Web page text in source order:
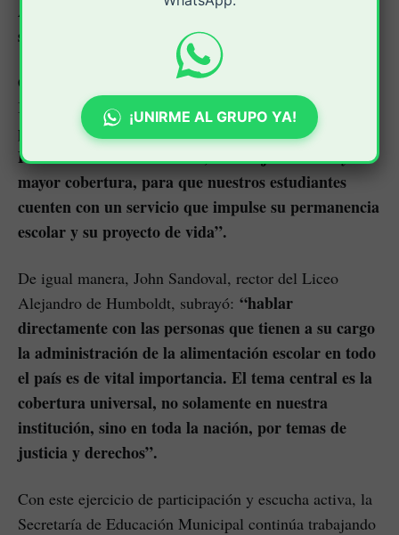
A pesar de que el PAE no es un programa perfecto,
se pueda ir mejorando año tras año”.
Con una visión optimista, José Contreras, rector de la
I.E. Las Huacas, resaltó:“Estas jornadas nos
permiten reflexionar, aportar y construir juntos un
PAE cada vez más eficiente, con mejor calidad y
mayor cobertura, para que nuestros estudiantes
cuenten con un servicio que impulse su permanencia
escolar y su proyecto de vida”.
De igual manera, John Sandoval, rector del Liceo
Alejandro de Humboldt, subrayó: “hablar
directamente con las personas que tienen a su cargo
la administración de la alimentación escolar en todo
el país es de vital importancia. El tema central es la
cobertura universal, no solamente en nuestra
institución, sino en toda la nación, por temas de
justicia y derechos”.
Con este ejercicio de participación y escucha activa, la
Secretaría de Educación Municipal continúa trabajando
¡UNIRME AL GRUPO YA!